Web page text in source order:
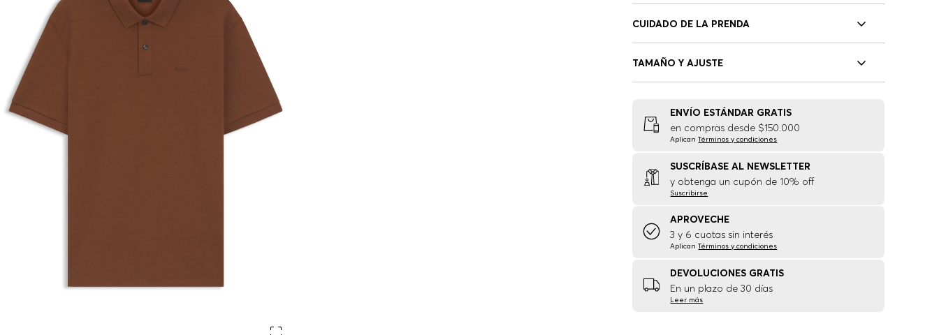
CUIDADO DE LA PRENDA
TAMAÑO Y AJUSTE
ENVÍO ESTÁNDAR GRATIS
en compras desde $150.000
AplicanTérminos y condiciones
SUSCRÍBASE AL NEWSLETTER
y obtenga un cupón de 10% off
Suscribirse
APROVECHE
3 y 6 cuotas sin interés
AplicanTérminos y condiciones
DEVOLUCIONES GRATIS
En un plazo de 30 días
Leer más